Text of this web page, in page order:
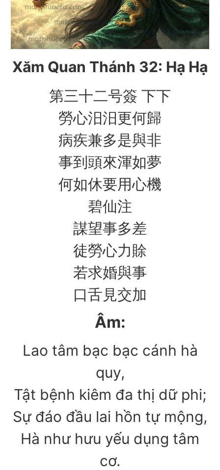
Xăm Quan Thánh 32: Hạ Hạ
第三十二号簽 下下
勞心汨汨更何歸
病疾兼多是與非
事到頭來渾如夢
何如休要用心機
碧仙注
謀望事多差
徒勞心力賖
若求婚與事
口舌見交加
Âm:
Lao tâm bạc bạc cánh hà
quy,
Tật bệnh kiêm đa thị dữ phi;
Sự đáo đầu lai hồn tự mộng,
Hà như hưu yếu dụng tâm
cơ.